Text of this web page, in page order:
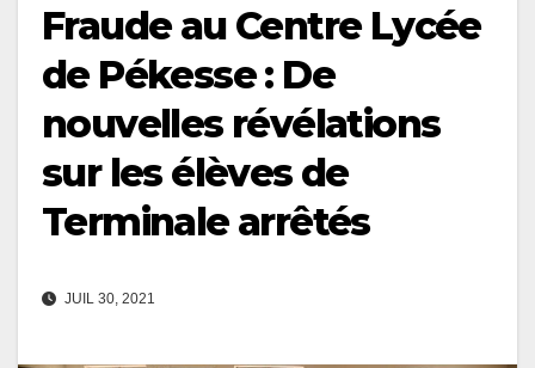
Fraude au Centre Lycée
de Pékesse : De
nouvelles révélations
sur les élèves de
Terminale arrêtés
JUIL 30, 2021